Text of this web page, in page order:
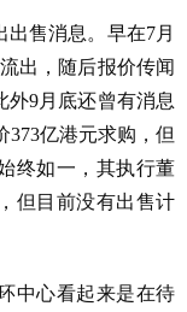
售消息。早在7月
出，随后报价传闻
外9月底还曾有消息
亿港元求购，但
终如一，其执行董
但目前没有出售计
中心看起来是在待